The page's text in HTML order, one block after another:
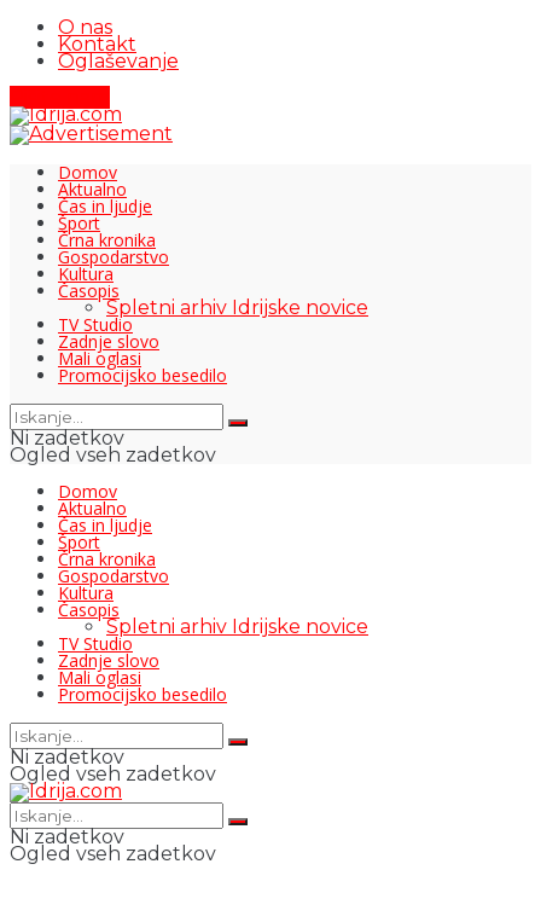
O nas
Kontakt
Oglaševanje
Domov
Aktualno
Čas in ljudje
Šport
Črna kronika
Gospodarstvo
Kultura
Časopis
Spletni arhiv Idrijske novice
TV Studio
Zadnje slovo
Mali oglasi
Promocijsko besedilo
Ni zadetkov
Ogled vseh zadetkov
Domov
Aktualno
Čas in ljudje
Šport
Črna kronika
Gospodarstvo
Kultura
Časopis
Spletni arhiv Idrijske novice
TV Studio
Zadnje slovo
Mali oglasi
Promocijsko besedilo
Ni zadetkov
Ogled vseh zadetkov
Ni zadetkov
Ogled vseh zadetkov